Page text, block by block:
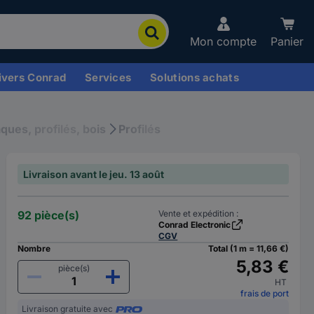
Mon compte Panier
Conrad Services Solutions achats
profilés, bois Profilés
Livraison avant le jeu. 13 août
92 pièce(s)
Vente et expédition :
Conrad Electronic
CGV
Nombre
pièce(s)
Total (1 m = 11,66 €)
5,83 €
HT
frais de port
Livraison gratuite avec